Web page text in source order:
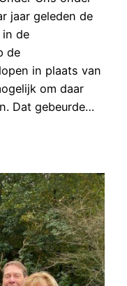
jaar geleden de
in de
de
in plaats van
om daar
Dat gebeurde…